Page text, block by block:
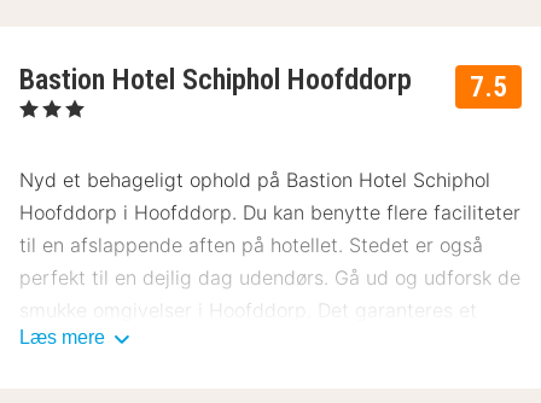
7.5
Bastion Hotel Schiphol Hoofddorp
, 3 Stjerner
Nyd et behageligt ophold på Bastion Hotel Schiphol
Hoofddorp i Hoofddorp. Du kan benytte flere faciliteter
til en afslappende aften på hotellet. Stedet er også
perfekt til en dejlig dag udendørs. Gå ud og udforsk de
smukke omgivelser i Hoofddorp. Det garanteres et
behageligt ophold på Bastion Hotel Schiphol
Læs mere